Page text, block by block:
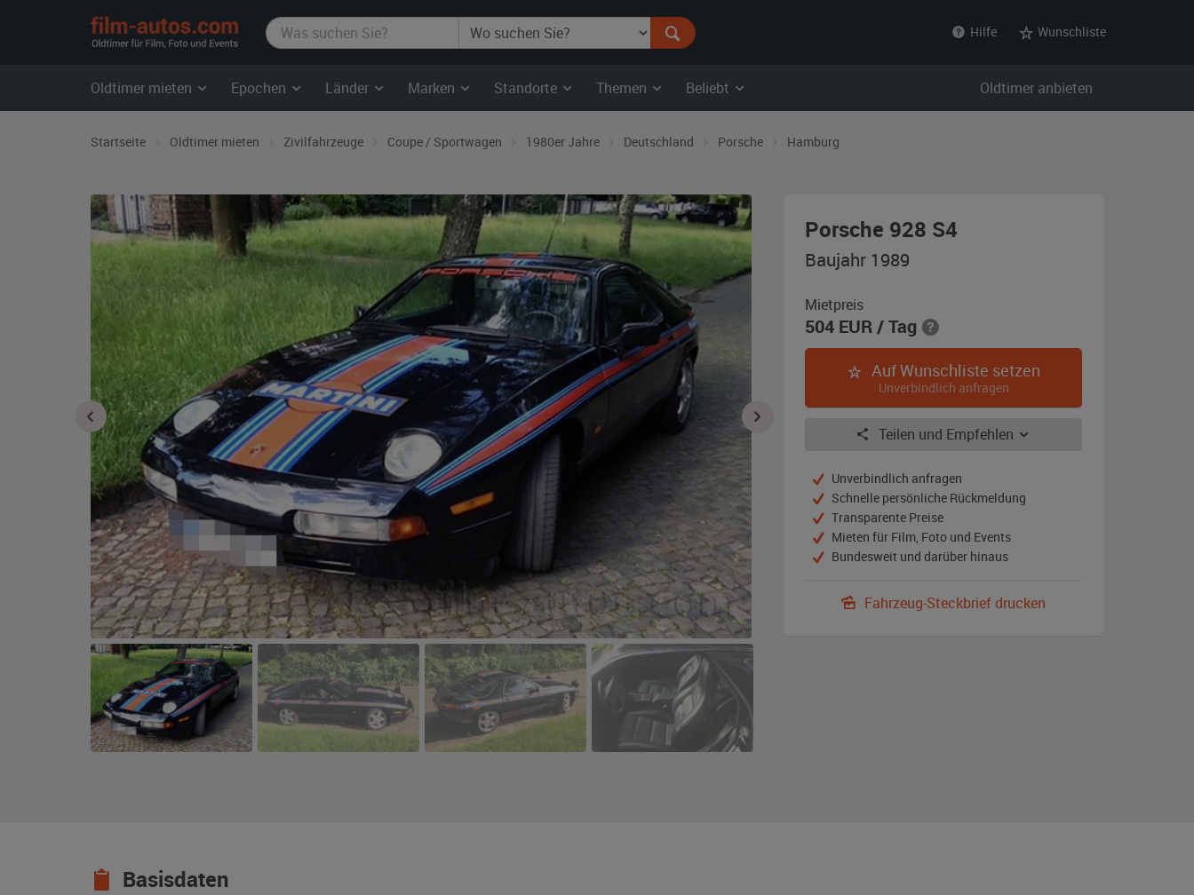
film-
autos.com
Hilfe Wunschliste
Oldtimer mieten Epochen Länder Marken Standorte Themen Beliebt Oldtimer anbieten
Startseite Oldtimer mieten Zivilfahrzeuge Coupe / Sportwagen 1980er Jahre Deutschland Porsche Hamburg
Porsche 928 S4
Martini-
Dekor
Baujahr 1989
Mietpreis
504 EUR/ Tag
Auf Wunschliste setzen
Unverbindlich anfragen
Teilen und Empfehlen
Unverbindlich anfragen
Schnelle persönliche Rückmeldung
Transparente Preise
Mieten für Film, Foto und Events
Bundesweit und darüber hinaus
Fahrzeug-Steckbrief drucken
Basisdaten